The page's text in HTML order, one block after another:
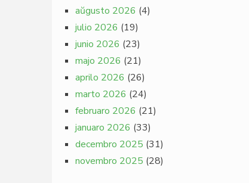
aŭgusto 2026 (4)
julio 2026 (19)
junio 2026 (23)
majo 2026 (21)
aprilo 2026 (26)
marto 2026 (24)
februaro 2026 (21)
januaro 2026 (33)
decembro 2025 (31)
novembro 2025 (28)